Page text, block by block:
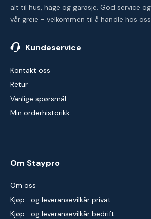
alt til hus, hage og garasje. God service
vår greie - velkommen til å handle hos
Kundeservice
Kontakt oss
Retur
Vanlige spørsmål
Min orderhistorikk
Om Staypro
Om oss
Kjøp- og leveransevilkår privat
Kjøp- og leveransevilkår bedrift